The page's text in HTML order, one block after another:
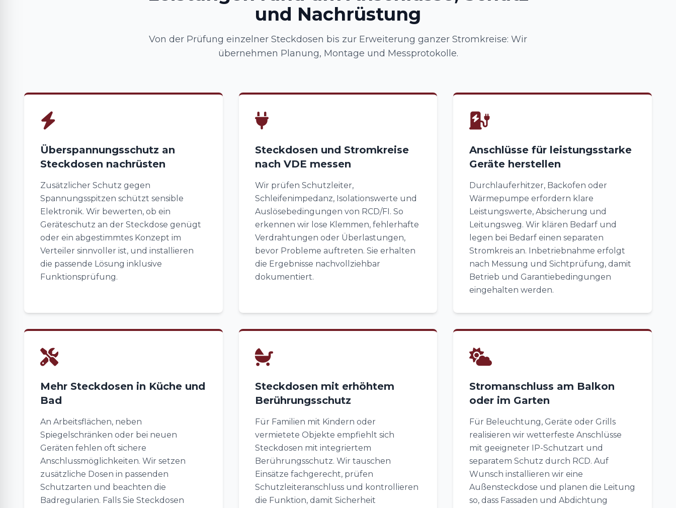
und Nachrüstung
Von der Prüfung einzelner Steckdosen bis zur Erweiterung ganzer Stromkreise: Wir
übernehmen Planung, Montage und Messprotokolle.
Überspannungsschutz an
Steckdosen nachrüsten
Zusätzlicher Schutz gegen
Spannungsspitzen schützt sensible
Elektronik. Wir bewerten, ob ein
Geräteschutz an der Steckdose genügt
oder ein abgestimmtes Konzept im
Verteiler sinnvoller ist, und installieren
die passende Lösung inklusive
Funktionsprüfung.
Steckdosen und Stromkreise
nach VDE messen
Wir prüfen Schutzleiter,
Schleifenimpedanz, Isolationswerte und
Auslösebedingungen von RCD/FI. So
erkennen wir lose Klemmen, fehlerhafte
Verdrahtungen oder Überlastungen,
bevor Probleme auftreten. Sie erhalten
die Ergebnisse nachvollziehbar
dokumentiert.
Anschlüsse für leistungsstarke
Geräte herstellen
Durchlauferhitzer, Backofen oder
Wärmepumpe erfordern klare
Leistungswerte, Absicherung und
Leitungsweg. Wir klären Bedarf und
legen bei Bedarf einen separaten
Stromkreis an. Inbetriebnahme erfolgt
nach Messung und Sichtprüfung, damit
Betrieb und Garantiebedingungen
eingehalten werden.
Mehr Steckdosen in Küche und
Bad
An Arbeitsflächen, neben
Spiegelschränken oder bei neuen
Geräten fehlen oft sichere
Anschlussmöglichkeiten. Wir setzen
zusätzliche Dosen in passenden
Schutzarten und beachten die
Badregularien. Falls Sie Steckdosen
Steckdosen mit erhöhtem
Berührungsschutz
Für Familien mit Kindern oder
vermietete Objekte empfiehlt sich
Steckdosen mit integriertem
Berührungsschutz. Wir tauschen
Einsätze fachgerecht, prüfen
Schutzleiteranschluss und kontrollieren
die Funktion, damit Sicherheit
Stromanschluss am Balkon
oder im Garten
Für Beleuchtung, Geräte oder Grills
realisieren wir wetterfeste Anschlüsse
mit geeigneter IP-Schutzart und
separatem Schutz durch RCD. Auf
Wunsch installieren wir eine
Außensteckdose und planen die Leitung
so, dass Fassaden und Abdichtung